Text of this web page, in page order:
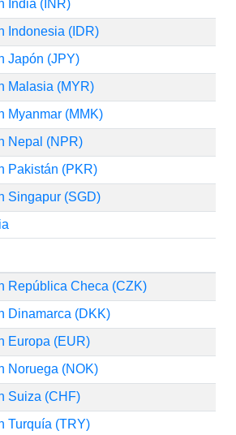
India (INR)
Indonesia (IDR)
Japón (JPY)
Malasia (MYR)
Myanmar (MMK)
Nepal (NPR)
Pakistán (PKR)
Singapur (SGD)
República Checa (CZK)
Dinamarca (DKK)
Europa (EUR)
Noruega (NOK)
Suiza (CHF)
Turquía (TRY)